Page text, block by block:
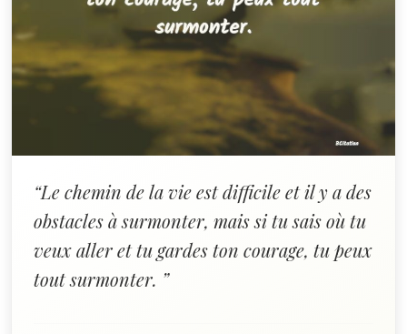
“Le chemin de la vie est difficile et il y a des
obstacles à surmonter, mais si tu sais où tu
veux aller et tu gardes ton courage, tu peux
tout surmonter. ”